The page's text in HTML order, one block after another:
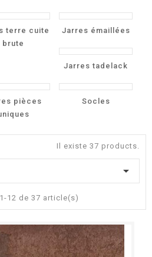
terre cuite
brute
Jarres émaillées
Jarres tadelack
pièces
Socles
Il existe 37 products.

12 de 37 article(s)